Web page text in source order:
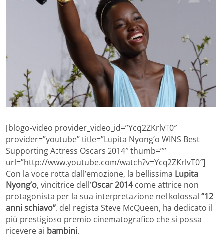
[blogo-video provider_video_id=”Ycq2ZKrlvT0″
provider=”youtube” title=”Lupita Nyong’o WINS Best
Supporting Actress Oscars 2014″ thumb=””
url=”http://www.youtube.com/watch?v=Ycq2ZKrlvT0″]
Con la voce rotta dall’emozione, la bellissima Lupita
Nyong’o, vincitrice dell’Oscar 2014come attrice non
protagonista per la sua interpretazione nel kolossal “12
anni schiavo”, del regista Steve McQueen, ha dedicato il
più prestigioso premio cinematografico che si possa
ricevere ai bambini.